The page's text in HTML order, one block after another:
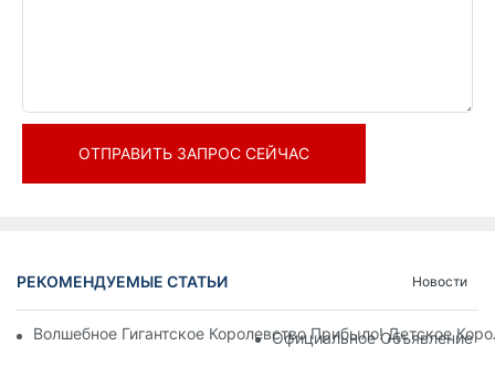
ОТПРАВИТЬ ЗАПРОС СЕЙЧАС
РЕКОМЕНДУЕМЫЕ СТАТЬИ Новости
Волшебное Гигантское Королевство Прибыло! Детское
Официальное Объявление |